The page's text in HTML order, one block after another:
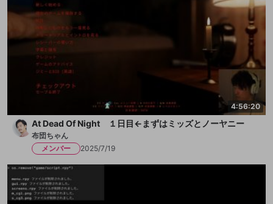
4:56:20
At Dead Of Night １日目←まずはミッズとノーヤニー
布団ちゃん
メンバー
2025/7/19